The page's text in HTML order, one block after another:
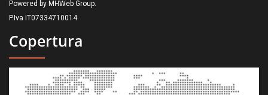
Powered by MHWeb Group.
P.Iva IT07334710014
Copertura